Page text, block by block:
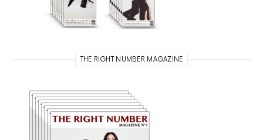
THE RIGHT NUMBER MAGAZINE